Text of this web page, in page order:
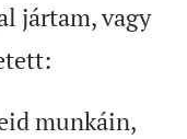
jártam, vagy
munkáin,